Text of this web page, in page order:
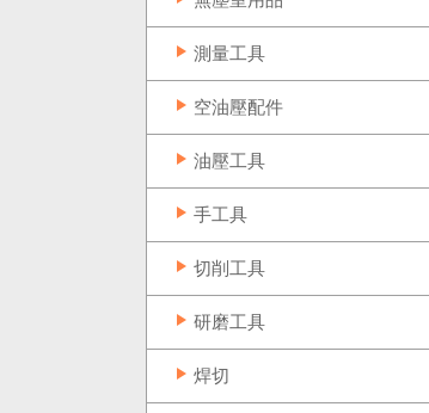
測量工具
空油壓配件
油壓工具
手工具
切削工具
研磨工具
焊切